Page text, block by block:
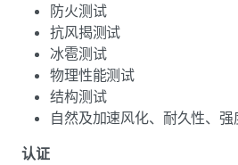
防火测试
抗风揭测试
冰雹测试
物理性能测试
结构测试
自然及加速风化、耐久性、强
认证